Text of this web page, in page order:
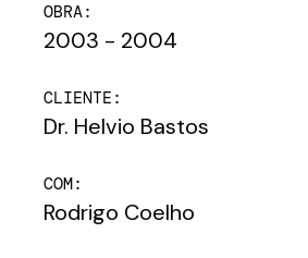
OBRA:
2003 - 2004
CLIENTE:
Dr. Helvio Bastos
COM:
Rodrigo Coelho